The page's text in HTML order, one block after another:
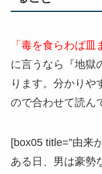
「毒を食らわば皿
に言うなら『地獄
ります。分かりや
ので合わせて読ん
[box05 title=”由来
ある日、男は豪勢